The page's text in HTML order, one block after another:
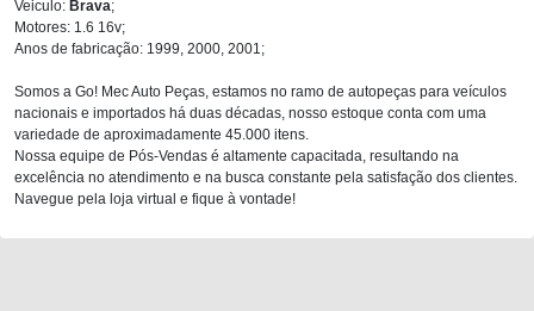
Veiculo: Brava;
Motores: 1.6 16v;
Anos de fabricação: 1999, 2000, 2001;
Somos a Go! Mec Auto Peças, estamos no ramo de autopeças para veículos
nacionais e importados há duas décadas, nosso estoque conta com uma
variedade de aproximadamente 45.000 itens.
Nossa equipe de Pós-Vendas é altamente capacitada, resultando na
excelência no atendimento e na busca constante pela satisfação dos clientes.
Navegue pela loja virtual e fique à vontade!